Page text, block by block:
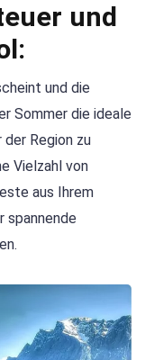
und
und die
Sommer die ideale
Region zu
Vielzahl von
aus Ihrem
spannende